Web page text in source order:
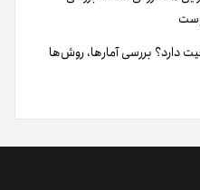
دارد؟ بررسی آمارها، روش‌ها